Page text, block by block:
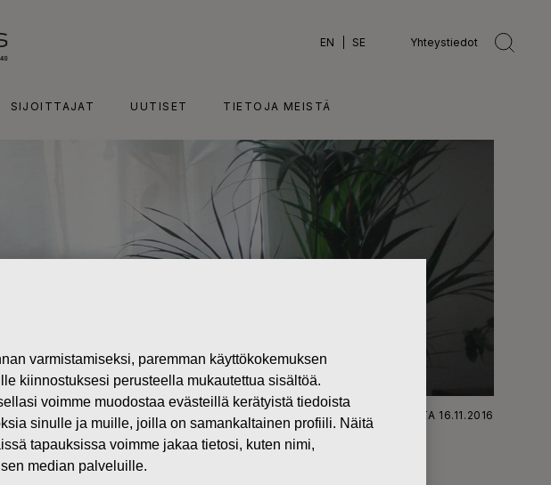
EN SE Yhteystiedot
SIJOITTAJAT UUTISET TIETOJA MEISTÄ
Uutiset FISKARS OYJ ABP:N OMIEN OSAKKEIDEN HANKINTA 16.11.2016
varmistamiseksi, paremman käyttökokemuksen
kiinnostuksesi perusteella mukautettua sisältöä.
voimme muodostaa evästeillä kerätyistä tiedoista
sinulle ja muille, joilla on samankaltainen profiili. Näitä
tapauksissa voimme jakaa tietosi, kuten nimi,
median palveluille.